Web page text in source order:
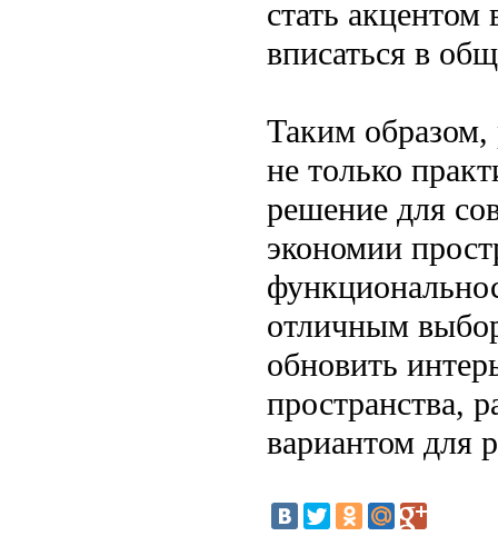
стать
вписаться в
Таким
не только
решение для
экономии
отличным
обновить
пространства,
вариантом для